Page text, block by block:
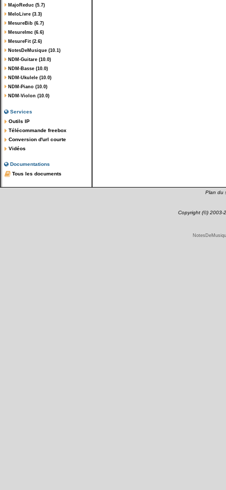
MajoReduc (5.7)
MeloLivre (3.3)
MesureBib (6.7)
MesureImc (6.6)
MesureFit (2.6)
NotesDeMusique (10.1)
NDM-Guitare (10.0)
NDM-Basse (10.0)
NDM-Ukulele (10.0)
NDM-Piano (10.0)
NDM-Violon (10.0)
Services
Outils IP
Télécommande freebox
Conversion d'url courte
Vidéos
Documentations
Tous les documents
Plan du
Copyright (©) 2003-